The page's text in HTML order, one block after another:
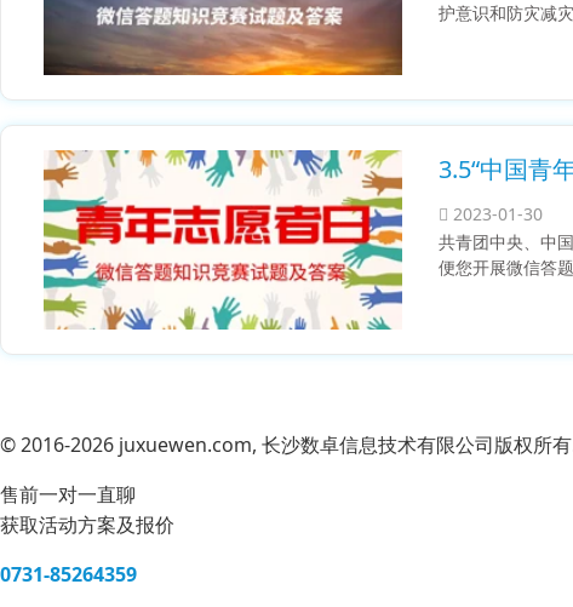
护意识和防灾减
3.5“中国青
2023-01-30
共青团中央、中
便您开展微信答
© 2016-2026 juxuewen.com, 长沙数卓信息技术有限公司版权所
售前一对一直聊
获取活动方案及报价
0731-85264359